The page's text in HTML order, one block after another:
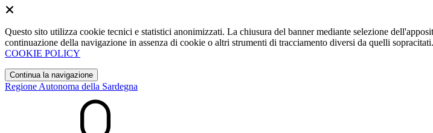
Questo sito utilizza cookie tecnici e statistici anonimizzati. La chiusura del banner mediante selezione
continuazione della navigazione in assenza di cookie o altri strumenti di tracciamento diversi da quelli sopracitati.
COOKIE POLICY
Continua la navigazione
Regione Autonoma della Sardegna